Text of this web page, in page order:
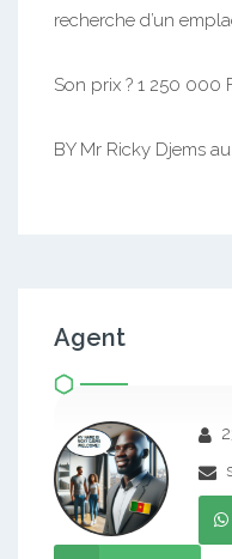
recherche d’un
Son prix ? 1 250 000
BY Mr Ricky Djems
Agent